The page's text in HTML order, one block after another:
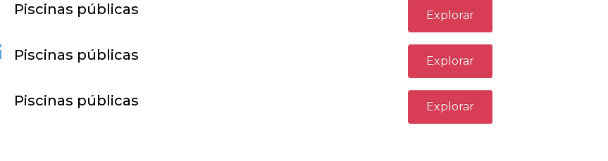
Piscinas públicas Explorar
Piscinas públicas Explorar
Piscinas públicas Explorar